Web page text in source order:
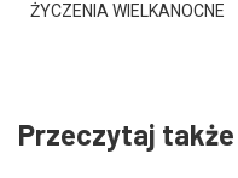
ŻYCZENIA WIELKANOCNE
Przeczytaj także